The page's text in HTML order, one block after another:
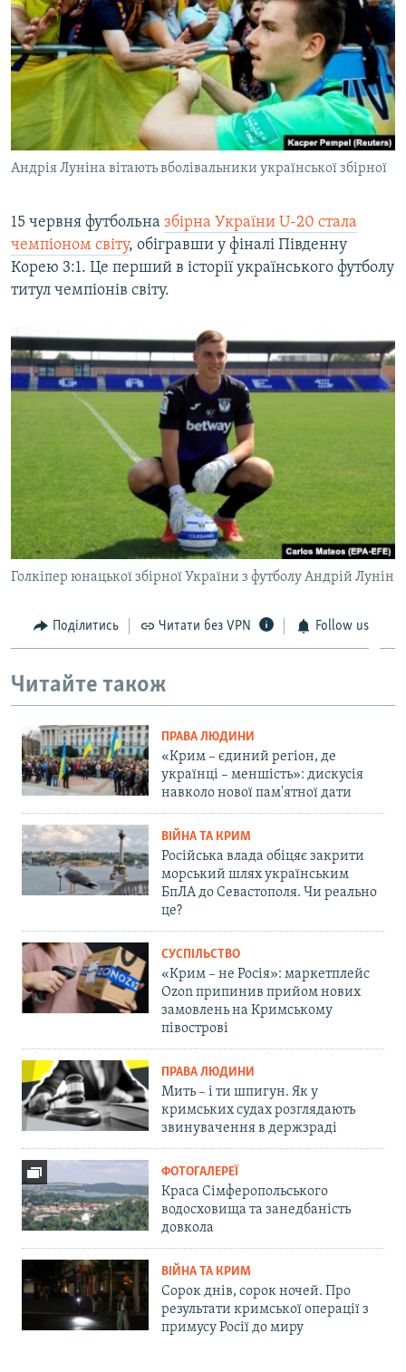
Андрія Луніна вітають вболівальники української збірної
15 червня футбольна збірна України U-20 стала
чемпіоном світу, обігравши у фіналі Південну
Корею 3:1. Це перший в історії українського футболу
титул чемпіонів світу.
Голкіпер юнацької збірної України з футболу Андрій Лунін
Поділитись Читати без VPN Follow us
Читайте також
ПРАВА ЛЮДИНИ
«Крим – єдиний регіон, де
українці – меншість»: дискусія
навколо нової пам'ятної дати
ВІЙНА ТА КРИМ
Російська влада обіцяє закрити
морський шлях українським
БпЛА до Севастополя. Чи реально
це?
СУСПІЛЬСТВО
«Крим – не Росія»: маркетплейс
Ozon припинив прийом нових
замовлень на Кримському
півострові
ПРАВА ЛЮДИНИ
Мить – і ти шпигун. Як у
кримських судах розглядають
звинувачення в держзраді
ФОТОГАЛЕРЕЇ
Краса Сімферопольського
водосховища та занедбаність
довкола
ВІЙНА ТА КРИМ
Сорок днів, сорок ночей. Про
результати кримської операції з
примусу Росії до миру